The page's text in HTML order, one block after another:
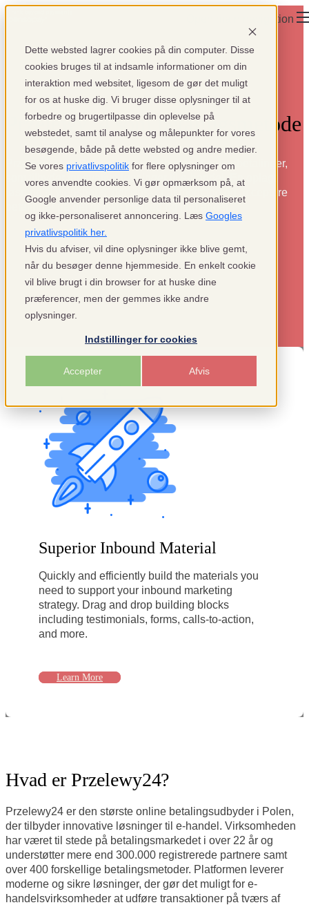
Dette websted lagrer cookies på din computer. Disse
cookies bruges til at indsamle informationer om din
interaktion med websitet, ligesom de gør det muligt
for os at huske dig. Vi bruger disse oplysninger til at
forbedre og brugertilpasse din oplevelse på
webstedet, samt til analyse og målepunkter for vores
besøgende, både på dette websted og andre medier.
Se vores privatlivspolitik for flere oplysninger om
vores anvendte cookies. Vi gør opmærksom på, at
Google anvender personlige data til personaliseret
og ikke-personaliseret annoncering. Læs Googles
privatlivspolitik her.
Hvis du afviser, vil dine oplysninger ikke blive gemt,
når du besøger denne hjemmeside. En enkelt cookie
vil blive brugt i din browser for at huske dine
præferencer, men der gemmes ikke andre
oplysninger.
Indstillinger for cookies
Accepter Afvis
Open main navigation
Przelewy24 som betalingsmetode
Przelewy24 er Polens største udbyder af onlinebetalinger,
som tilbyder innovative løsninger til e-handel. En oplagt
løsning til webshops, der ønsker at modtage og acceptere
betalinger på det polske marked og i udlandet.
×
Superior Inbound Material
Quickly and efficiently build the materials you
need to support your inbound marketing
strategy. Drag and drop building blocks
including testimonials, forms, calls-to-action,
and more.
Learn More
Hvad er Przelewy24?
Przelewy24 er den største online betalingsudbyder i Polen,
der tilbyder innovative løsninger til e-handel. Virksomheden
har været til stede på betalingsmarkedet i over 22 år og
understøtter mere end 300.000 registrerede partnere samt
over 400 forskellige betalingsmetoder. Platformen leverer
moderne og sikre løsninger, der gør det muligt for e-
handelsvirksomheder at udføre transaktioner på tværs af
×
×